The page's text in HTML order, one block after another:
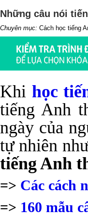
Những câu nói
Chuyên mục: Cách học tiếng
Khi học
tiếng Anh
ngày của
tự nhiên
tiếng Anh
=> Các cách
=> 160 mẫu